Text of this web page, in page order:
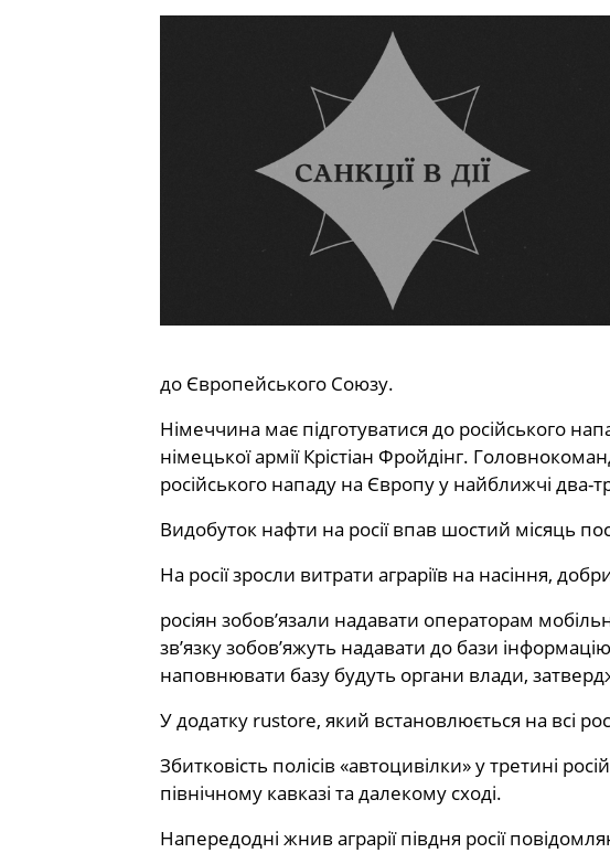
до Європейського Союзу.
Німеччина має підготуватися до російського
німецької армії Крістіан Фройдінг.
російського нападу на Європу у найближчі два-
Видобуток нафти на росії впав шостий місяць
На росії зросли витрати аграріїв на насіння,
росіян зобов’язали надавати операторам
зв’язку зобов’яжуть надавати до бази
наповнювати базу будуть органи влади,
У додатку rustore, який встановлюється на всі
Збитковість полісів «автоцивілки» у третині
північному кавказі та далекому сході.
Напередодні жнив аграрії півдня росії